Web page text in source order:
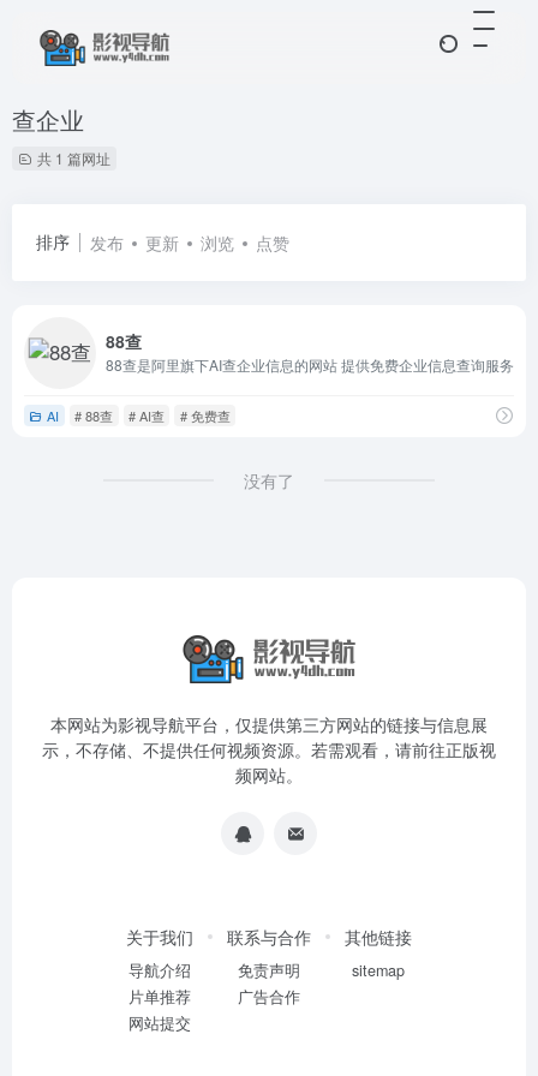
查企业
共 1 篇网址
排序 发布 更新 浏览 点赞
88查
88查是阿里旗下AI查企业信息的网站 提供免费企业信息查询服务
AI # 88查 # AI查 # 免费查
没有了
本网站为影视导航平台，仅提供第三方网站的链接与信息展
示，不存储、不提供任何视频资源。若需观看，请前往正版视
频网站。
关于我们
导航介绍
片单推荐
网站提交
联系与合作
免责声明
广告合作
其他链接
sitemap